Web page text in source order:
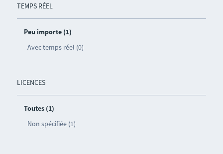
TEMPS RÉEL
Peu importe (1)
Avec temps réel (0)
LICENCES
Toutes (1)
Non spécifiée (1)